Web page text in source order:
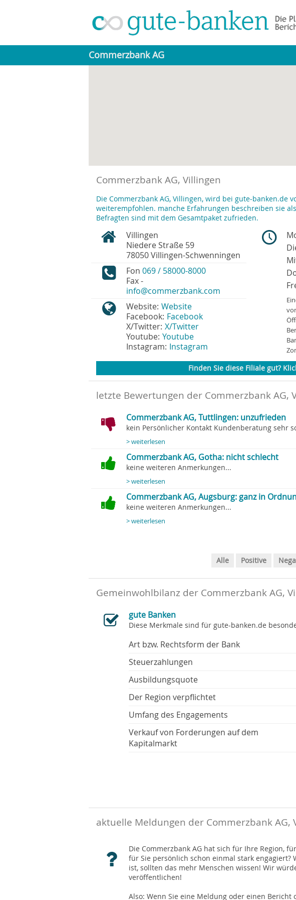
Commerzbank AG
Commerzbank AG, Villingen
Die Commerzbank AG, Villingen, wird bei gute-banken.de
weiterempfohlen. manche Erfahrungen beschreiben sie
Befragten sind mit dem Gesamtpaket zufrieden.
Villingen
Niedere Straße 59
78050Villingen-Schwenningen
Fon 069 / 58000-8000
Fax-
info@commerzbank.com
Website: Website
Facebook: Facebook
X/Twitter: X/Twitter
Youtube: Youtube
Instagram: Instagram
Finden Sie diese Filiale gut?
letzte Bewertungen der Commerzbank AG,
Commerzbank AG, Tuttlingen: unzufrieden
kein Persönlicher Kontakt Kundenberatung sehr
> weiterlesen
Commerzbank AG, Gotha: nicht schlecht
keine weiteren Anmerkungen...
> weiterlesen
Commerzbank AG, Augsburg: ganz in
keine weiteren Anmerkungen...
> weiterlesen
Alle Positive
Gemeinwohlbilanz der Commerzbank AG,
gute Banken
Diese Merkmale sind für gute-banken.de
Art bzw. Rechtsform der Bank
Steuerzahlungen
Ausbildungsquote
Der Region verpflichtet
Umfang des Engagements
Verkauf von Forderungen auf dem
Kapitalmarkt
aktuelle Meldungen der Commerzbank AG,
Die Commerzbank AG hat sich für Ihre Region,
für Sie persönlich schon einmal stark engagiert?
ist, sollten das mehr Menschen wissen! Wir
veröffentlichen!
Also: Wenn Sie eine Meldung oder einen